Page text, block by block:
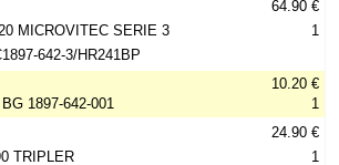
MICROVITEC SERIE 3
642-3/HR241BP
64.90 €
1
1897-642-001
10.20 €
1
TRIPLER
24.90 €
1